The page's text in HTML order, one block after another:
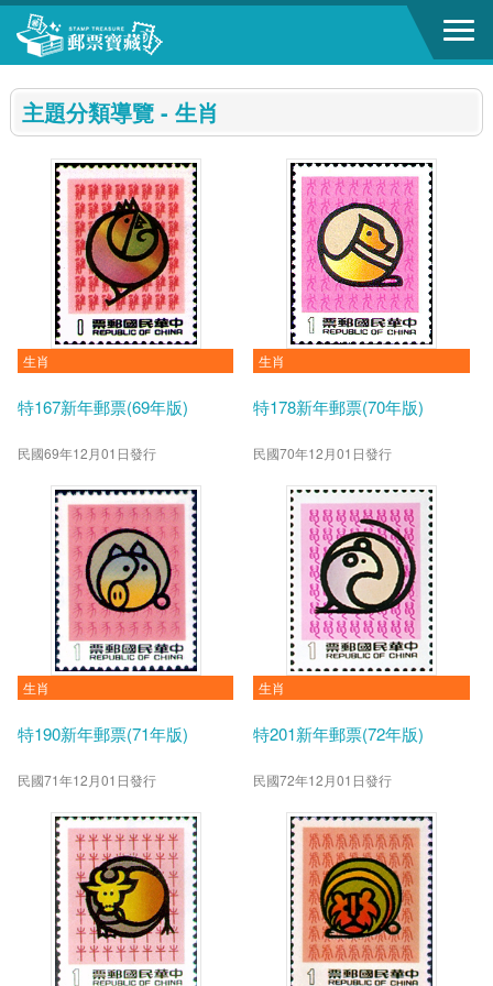
跳到主要內容區塊
主題分類導覽 - 生肖
生肖
特167新年郵票(69年版)
民國69年12月01日發行
生肖
特178新年郵票(70年版)
民國70年12月01日發行
生肖
特190新年郵票(71年版)
民國71年12月01日發行
生肖
特201新年郵票(72年版)
民國72年12月01日發行